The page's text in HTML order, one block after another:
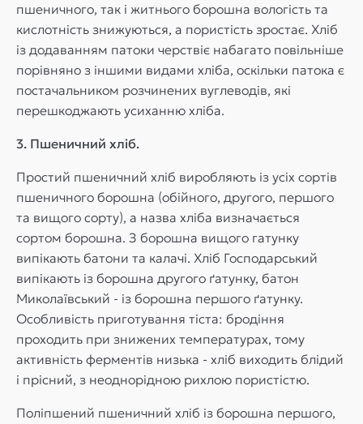
пшеничного, так і житнього борошна вологість та
кислотність знижуються, а пористість зростає. Хліб
із додаванням патоки черствіє набагато повільніше
порівняно з іншими видами хліба, оскільки патока є
постачальником розчинених вуглеводів, які
перешкоджають усиханню хліба.
3. Пшеничний хліб.
Простий пшеничний хліб виробляють із усіх сортів
пшеничного борошна (обійного, другого, першого
та вищого сорту), а назва хліба визначається
сортом борошна. З борошна вищого гатунку
випікають батони та калачі. Хліб Господарський
випікають із борошна другого ґатунку, батон
Миколаївський - із борошна першого ґатунку.
Особливість приготування тіста: бродіння
проходить при знижених температурах, тому
активність ферментів низька - хліб виходить блідий
і прісний, з неоднорідною рихлою пористістю.
Поліпшений пшеничний хліб із борошна першого,